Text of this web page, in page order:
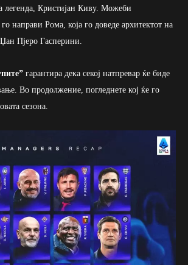
легенда, Кристијан Киву. Можеби
направи Рома, која го доведе архитектот на
Пјеро Гасперини.
гарантира дека секој натпревар ќе биде
Во продолжение, погледнете кој ќе го
сезона.